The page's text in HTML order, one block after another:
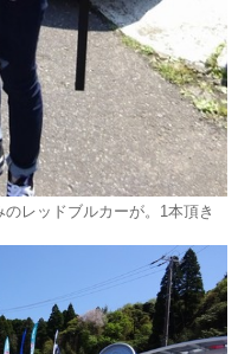
レッドブルカーが。1本頂き